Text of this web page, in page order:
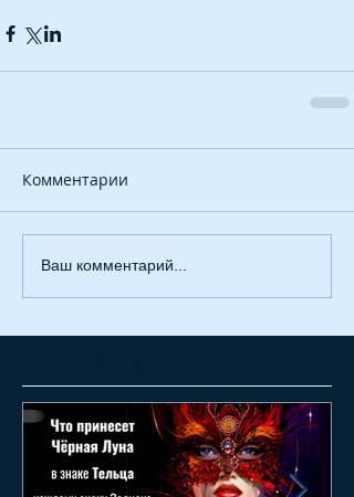
Комментарии
Ваш комментарий...